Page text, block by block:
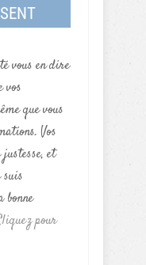
vous en dire
vos
que vous
Vos
justesse, et
pour